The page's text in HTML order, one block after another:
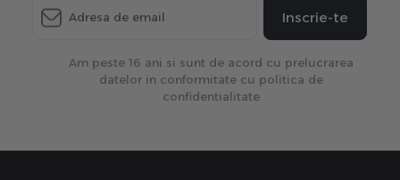
Inscrie-te
Am peste 16 ani si sunt de acord cu prelucrarea
datelor in conformitate cu politica de
confidentialitate